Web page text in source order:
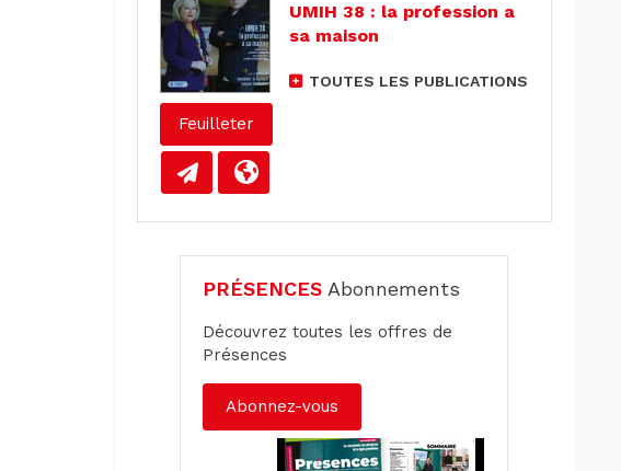
Feuilleter
UMIH 38 : la profession a
sa maison
TOUTES LES PUBLICATIONS
PRÉSENCES Abonnements
Découvrez toutes les offres de
Présences
Abonnez-vous